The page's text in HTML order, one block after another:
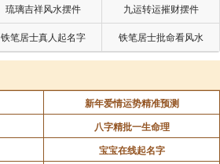
琉璃吉祥风水摆件 九运转运摧财摆件
铁笔居士真人起名字 铁笔居士批命看风水
新年爱情运势精准预测
八字精批一生命理
宝宝在线起名字